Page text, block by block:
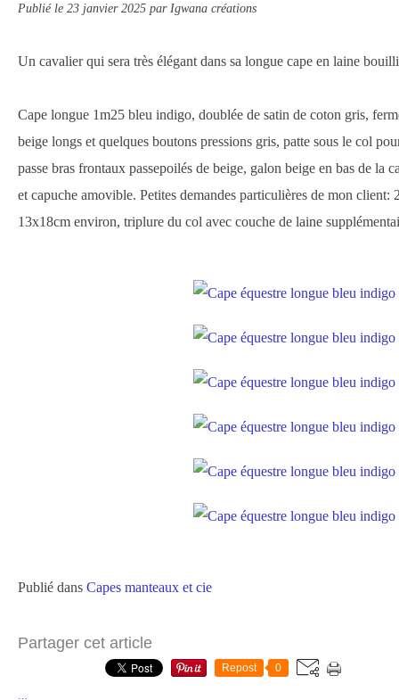
Publié le 23 janvier 2025 par Igwana créations
Un cavalier qui sera très élégant dans sa longue cape en laine
Cape longue 1m25 bleu indigo, doublée de satin de coton gris,
beige longs et quelques boutons pressions gris, patte sous le col
passe bras frontaux passepoilés de beige, galon beige en bas de la
et capuche amovible. Petites demandes particulières de mon client:
13x18cm environ, triplure du col avec couche de laine
Publié dans Capes manteaux et cie
Partager cet article
Repost 0